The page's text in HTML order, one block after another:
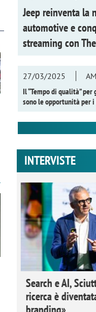
Jeep reinventa la
automotive e
streaming con
27/03/2025
Il “Tempo di qualità”
sono le opportunità per i
INTERVISTE
Search e AI,
ricerca è